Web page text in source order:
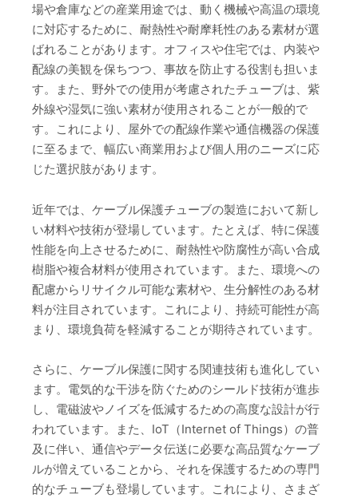
場や倉庫などの産業用途では、動く機械や高温の環境
に対応するために、耐熱性や耐摩耗性のある素材が選
ばれることがあります。オフィスや住宅では、内装や
配線の美観を保ちつつ、事故を防止する役割も担いま
す。また、野外での使用が考慮されたチューブは、紫
外線や湿気に強い素材が使用されることが一般的で
す。これにより、屋外での配線作業や通信機器の保護
に至るまで、幅広い商業用および個人用のニーズに応
じた選択肢があります。
近年では、ケーブル保護チューブの製造において新し
い材料や技術が登場しています。たとえば、特に保護
性能を向上させるために、耐熱性や防腐性が高い合成
樹脂や複合材料が使用されています。また、環境への
配慮からリサイクル可能な素材や、生分解性のある材
料が注目されています。これにより、持続可能性が高
まり、環境負荷を軽減することが期待されています。
さらに、ケーブル保護に関する関連技術も進化してい
ます。電気的な干渉を防ぐためのシールド技術が進歩
し、電磁波やノイズを低減するための高度な設計が行
われています。また、IoT（Internet of Things）の普
及に伴い、通信やデータ伝送に必要な高品質なケーブ
ルが増えていることから、それを保護するための専門
的なチューブも登場しています。これにより、さまざ